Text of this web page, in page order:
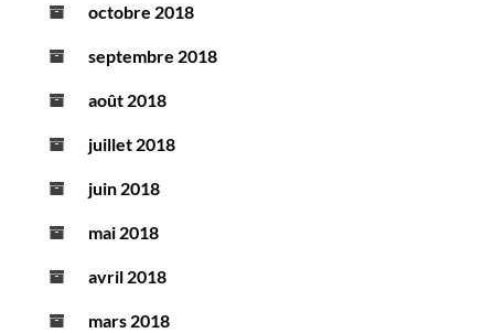
octobre 2018
septembre 2018
août 2018
juillet 2018
juin 2018
mai 2018
avril 2018
mars 2018